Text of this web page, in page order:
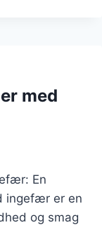
med
En
ingefær er en
og smag